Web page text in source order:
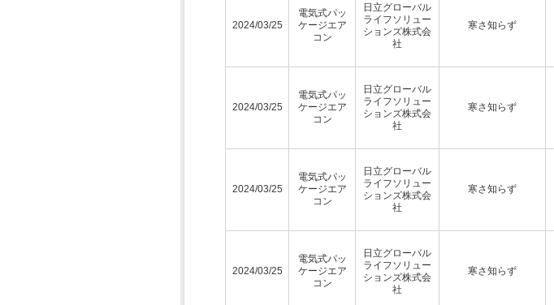
2024/03/25
電気式パッ
ケージエア
コン
日立グローバル
ライフソリュー
ションズ株式会
社
寒さ知らず
2024/03/25
電気式パッ
ケージエア
コン
日立グローバル
ライフソリュー
ションズ株式会
社
寒さ知らず
2024/03/25
電気式パッ
ケージエア
コン
日立グローバル
ライフソリュー
ションズ株式会
社
寒さ知らず
2024/03/25
電気式パッ
ケージエア
コン
日立グローバル
ライフソリュー
ションズ株式会
社
寒さ知らず